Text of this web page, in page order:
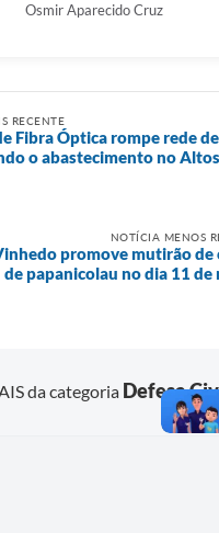
Osmir Aparecido Cruz
RECENTE
Fibra Óptica rompe rede
o abastecimento no
NOTÍCIA MENOS
promove mutirão de
de papanicolau no dia 11 de
da categoria Defesa